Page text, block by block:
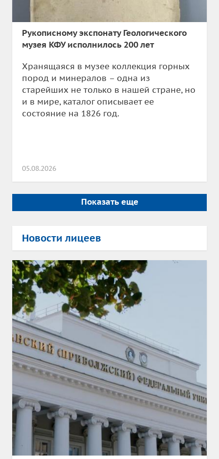
Рукописному экспонату Геологического
музея КФУ исполнилось 200 лет
Хранящаяся в музее коллекция горных
пород и минералов – одна из
старейших не только в нашей стране, но
и в мире, каталог описывает ее
состояние на 1826 год.
05.08.2026
Показать еще
Новости лицеев